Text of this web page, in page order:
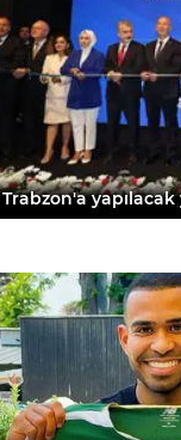
Trabzon'a yapılacak